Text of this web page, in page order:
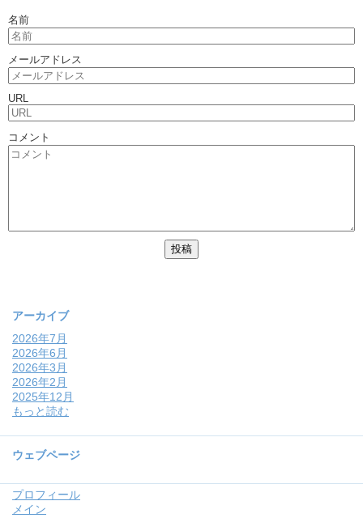
名前
メールアドレス
URL
コメント
アーカイブ
2026年7月
2026年6月
2026年3月
2026年2月
2025年12月
もっと読む
ウェブページ
プロフィール
メイン